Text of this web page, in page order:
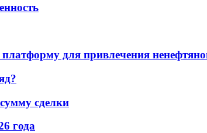
для привлечения
сделки
года